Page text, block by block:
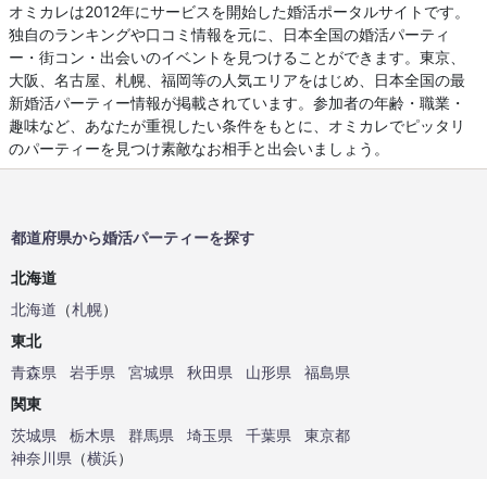
オミカレは2012年にサービスを開始した婚活ポータルサイトです。
独自のランキングや口コミ情報を元に、日本全国の婚活パーティ
ー・街コン・出会いのイベントを見つけることができます。東京、
大阪、名古屋、札幌、福岡等の人気エリアをはじめ、日本全国の最
新婚活パーティー情報が掲載されています。参加者の年齢・職業・
趣味など、あなたが重視したい条件をもとに、オミカレでピッタリ
のパーティーを見つけ素敵なお相手と出会いましょう。
都道府県から婚活パーティーを探す
北海道
北海道 （札幌）
東北
青森県
岩手県 宮城県 秋田県 山形県
福島県
関東
茨城県
栃木県 群馬県 埼玉県 千葉県
東京都
神奈川県 （横浜）